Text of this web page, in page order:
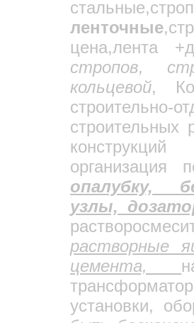
ленточные
цена,лента
стропов,
кольцевой,
строительно-
строительных
организация
опалубку,
узлы,
растворные
цемента,
установки,